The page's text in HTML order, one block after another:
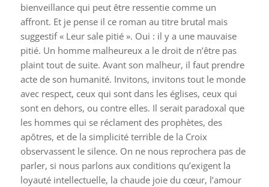
bienveillance qui peut être ressentie comme un
affront. Et je pense il ce roman au titre brutal mais
suggestif « Leur sale pitié ». Oui : il y a une mauvaise
pitié. Un homme malheureux a le droit de n’être pas
plaint tout de suite. Avant son malheur, il faut prendre
acte de son humanité. Invitons, invitons tout le monde
avec respect, ceux qui sont dans les églises, ceux qui
sont en dehors, ou contre elles. Il serait paradoxal que
les hommes qui se réclament des prophètes, des
apôtres, et de la simplicité terrible de la Croix
observassent le silence. On ne nous reprochera pas de
parler, si nous parlons aux conditions qu’exigent la
loyauté intellectuelle, la chaude joie du cœur, l’amour